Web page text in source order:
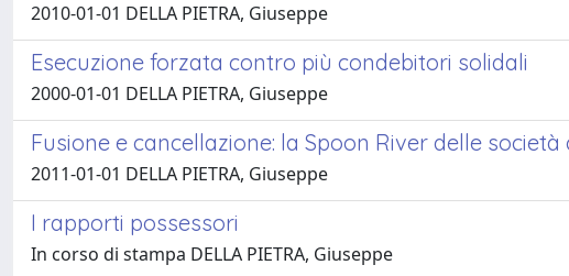
2010-01-01 DELLA PIETRA, Giuseppe
Esecuzione forzata contro più condebitori solidali
2000-01-01 DELLA PIETRA, Giuseppe
Fusione e cancellazione: la Spoon River delle
2011-01-01 DELLA PIETRA, Giuseppe
I rapporti possessori
In corso di stampa DELLA PIETRA, Giuseppe